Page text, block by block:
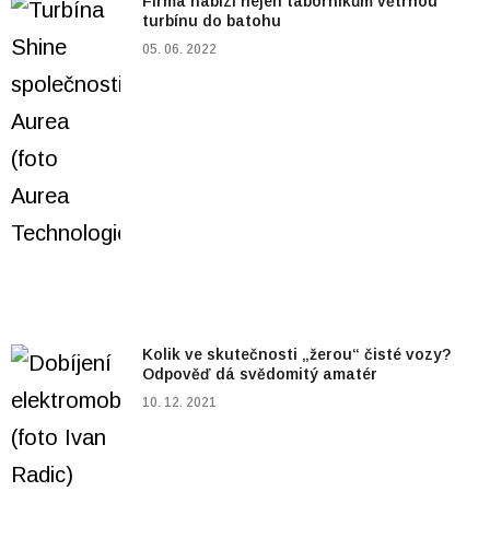
turbínu do batohu
05. 06. 2022
Kolik ve skutečnosti „žerou“ čisté vozy?
Odpověď dá svědomitý amatér
10. 12. 2021